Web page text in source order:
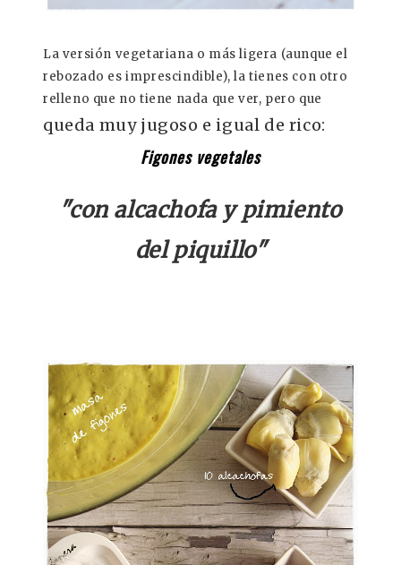
La versión vegetariana o más ligera (aunque el
rebozado es imprescindible), la tienes con otro
relleno que no tiene nada que ver, pero que
queda muy jugoso e igual de rico:
Figones vegetales
"con alcachofa y pimiento
del piquillo"